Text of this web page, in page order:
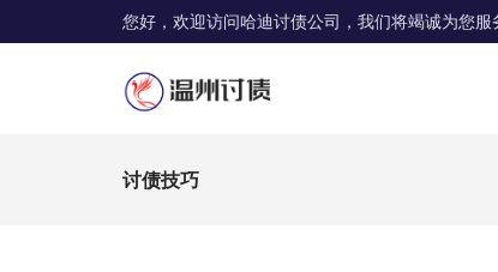
您好，欢迎访问哈迪讨债公司，我们将竭诚为您服
讨债技巧